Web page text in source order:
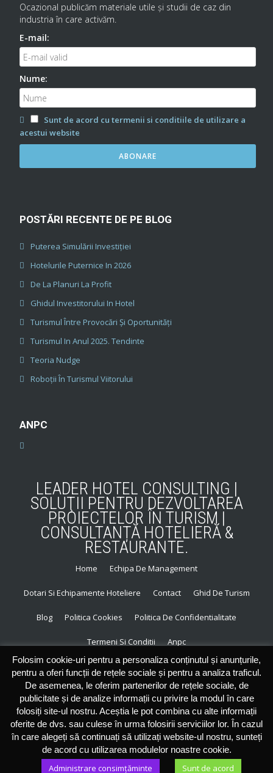
Ocazional publicăm materiale utile şi studii de caz din
industria în care activăm.
E-mail:
Nume:
Sunt de acord cu termenii si conditiile de utilizare a
acestui website
POSTĂRI RECENTE DE PE BLOG
Puterea Simulării Investiției
Hotelurile Puternice In 2026
De La Planuri La Profit
Ghidul Investitorului In Hotel
Turismul Între Provocări Și Oportunități
Turismul In Anul 2025. Tendinte
Teoria Nudge
Roboții În Turismul Viitorului
ANPC
LEADER HOTEL CONSULTING |
SOLUŢII PENTRU DEZVOLTAREA
PROIECTELOR ÎN TURISM |
CONSULTANȚĂ HOTELIERĂ &
RESTAURANTE.
O
N
D
A
Home Echipa De Management
Dotari Si Echipamente Hoteliere Contact Ghid De Turism
Blog Politica Cookies Politica De Confidentialitate
Termeni Si Conditii Anpc
Folosim cookie-uri pentru a personaliza conținutul și anunțurile,
pentru a oferi funcții de rețele sociale și pentru a analiza traficul.
De asemenea, le oferim partenerilor de rețele sociale, de
publicitate și de analize informații cu privire la modul în care
folosiți site-ul nostru. Aceștia le pot combina cu alte informații
oferite de dvs. sau culese în urma folosirii serviciilor lor. În cazul
în care alegeți să continuați să utilizați website-ul nostru, sunteți
de acord cu utilizarea modulelor noastre cookie.
Administrare consimțăminte Sunt de acord